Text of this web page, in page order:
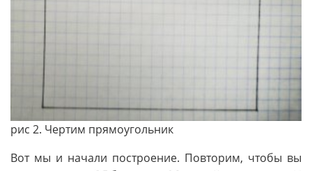
рис 2. Чертим прямоугольник
Вот мы и начали построение. Повторим, чтобы вы